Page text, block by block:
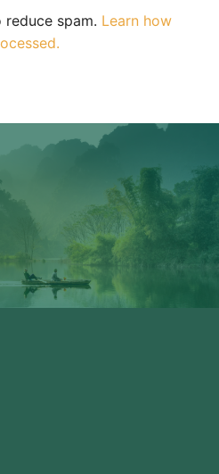
spam. Learn how